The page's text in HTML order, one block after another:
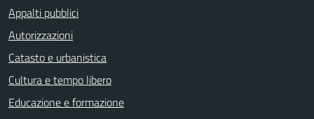
Appalti pubblici
Autorizzazioni
Catasto e urbanistica
Cultura e tempo libero
Educazione e formazione